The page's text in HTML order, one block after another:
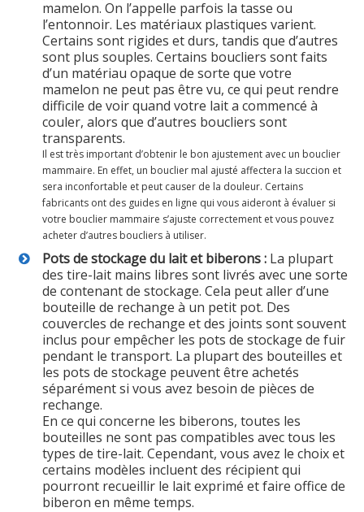
mamelon. On l’appelle parfois la tasse ou
l’entonnoir. Les matériaux plastiques varient.
Certains sont rigides et durs, tandis que d’autres
sont plus souples. Certains boucliers sont faits
d’un matériau opaque de sorte que votre
mamelon ne peut pas être vu, ce qui peut rendre
difficile de voir quand votre lait a commencé à
couler, alors que d’autres boucliers sont
transparents.
Il est très important d’obtenir le bon ajustement avec un bouclier
mammaire. En effet, un bouclier mal ajusté affectera la succion et
sera inconfortable et peut causer de la douleur. Certains
fabricants ont des guides en ligne qui vous aideront à évaluer si
votre bouclier mammaire s’ajuste correctement et vous pouvez
acheter d’autres boucliers à utiliser.
Pots de stockage du lait et biberons : La plupart
des tire-lait mains libres sont livrés avec une sorte
de contenant de stockage. Cela peut aller d’une
bouteille de rechange à un petit pot. Des
couvercles de rechange et des joints sont souvent
inclus pour empêcher les pots de stockage de fuir
pendant le transport. La plupart des bouteilles et
les pots de stockage peuvent être achetés
séparément si vous avez besoin de pièces de
rechange.
En ce qui concerne les biberons, toutes les
bouteilles ne sont pas compatibles avec tous les
types de tire-lait. Cependant, vous avez le choix et
certains modèles incluent des récipient qui
pourront recueillir le lait exprimé et faire office de
biberon en même temps.